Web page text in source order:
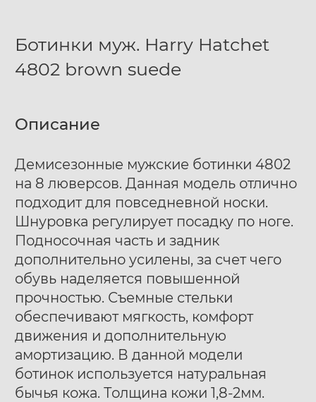
Ботинки муж. Harry Hatchet
4802 brown suede
Описание
Демисезонные мужские ботинки 4802
на 8 люверсов. Данная модель отлично
подходит для повседневной носки.
Шнуровка регулирует посадку по ноге.
Подносочная часть и задник
дополнительно усилены, за счет чего
обувь наделяется повышенной
прочностью. Съемные стельки
обеспечивают мягкость, комфорт
движения и дополнительную
амортизацию. В данной модели
ботинок используется натуральная
бычья кожа. Толщина кожи 1,8-2мм.